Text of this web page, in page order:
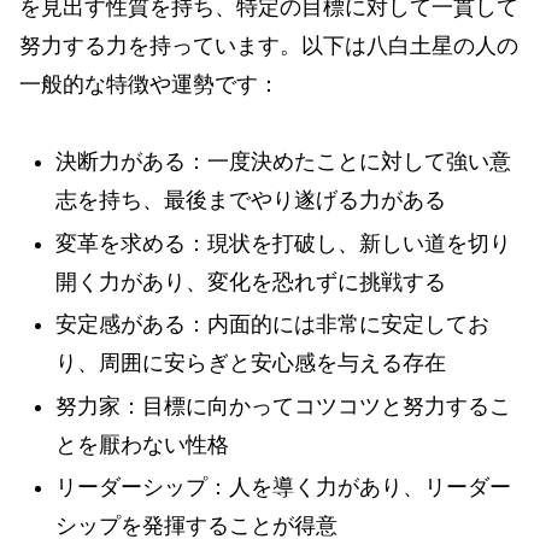
を見出す性質を持ち、特定の目標に対して一貫して
努力する力を持っています。以下は八白土星の人の
一般的な特徴や運勢です：
決断力がある：一度決めたことに対して強い意
志を持ち、最後までやり遂げる力がある
変革を求める：現状を打破し、新しい道を切り
開く力があり、変化を恐れずに挑戦する
安定感がある：内面的には非常に安定してお
り、周囲に安らぎと安心感を与える存在
努力家：目標に向かってコツコツと努力するこ
とを厭わない性格
リーダーシップ：人を導く力があり、リーダー
シップを発揮することが得意